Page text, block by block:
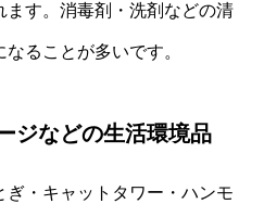
ます。消毒剤・洗剤などの清
ることが多いです。
ジなどの生活環境品
・キャットタワー・ハンモ